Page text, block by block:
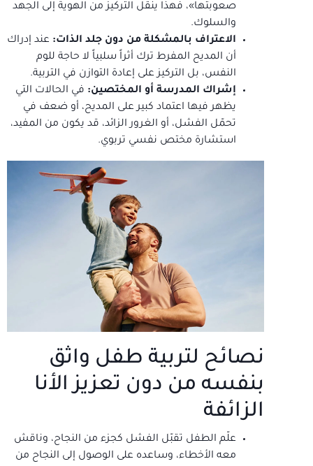
صعوبتها»، فهذا ينقل التركيز من الهوية إلى الجهد
والسلوك.
الاعتراف بالمشكلة من دون جلد الذات: عند إدراك
أن المديح المفرط ترك أثراً سلبياً لا حاجة للوم
النفس، بل التركيز على إعادة التوازن في التربية.
إشراك المدرسة أو المختصين: في الحالات التي
يظهر فيها اعتماد كبير على المديح، أو ضعف في
تحمّل الفشل، أو الغرور الزائد، قد يكون من المفيد،
استشارة مختص نفسي تربوي.
نصائح لتربية طفل واثق
بنفسه من دون تعزيز الأنا
الزائفة
علّم الطفل تقبّل الفشل كجزء من النجاح، وناقش
معه الأخطاء، وساعده على الوصول إلى النجاح من